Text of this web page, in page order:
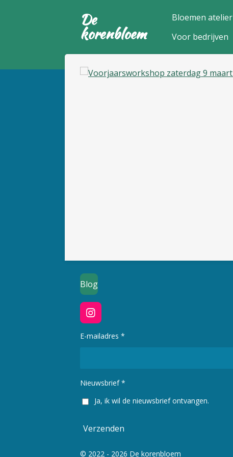
De
korenbloem
Bloemen atelier
Voor bedrijven
Blog
I
n
s
a
E-mailadres *
Nieuwsbrief *
Ja, ik wil de nieuwsbrief ontvangen.
Verzenden
© 2022 - 2026 De korenbloem